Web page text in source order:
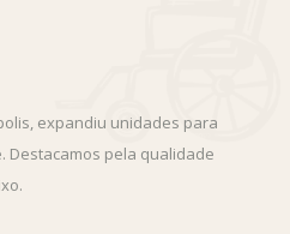
expandiu unidades para
Destacamos pela qualidade